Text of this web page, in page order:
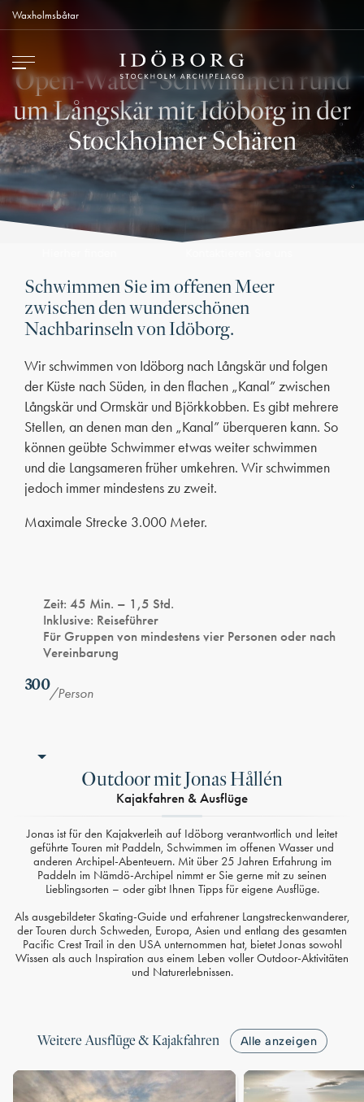
Waxholmsbåtar
Open-Water-Schwimmen rund
um Långskär mit Idöborg in der
Stockholmer Schären
Schwimmen Sie im offenen Meer
zwischen den wunderschönen
Nachbarinseln von Idöborg.
Wir schwimmen von Idöborg nach Långskär und folgen
der Küste nach Süden, in den flachen „Kanal” zwischen
Långskär und Ormskär und Björkkobben. Es gibt mehrere
Stellen, an denen man den „Kanal” überqueren kann. So
können geübte Schwimmer etwas weiter schwimmen
und die Langsameren früher umkehren. Wir schwimmen
jedoch immer mindestens zu zweit.
Maximale Strecke 3.000 Meter.
Zeit: 45 Min. – 1,5 Std.
Inklusive: Reiseführer
Für Gruppen von mindestens vier Personen oder nach
Vereinbarung
300/Person
Outdoor mit Jonas Hållén
Kajakfahren & Ausflüge
Jonas ist für den Kajakverleih auf Idöborg verantwortlich und leitet
geführte Touren mit Paddeln, Schwimmen im offenen Wasser und
anderen Archipel-Abenteuern. Mit über 25 Jahren Erfahrung im
Paddeln im Nämdö-Archipel nimmt er Sie gerne mit zu seinen
Lieblingsorten – oder gibt Ihnen Tipps für eigene Ausflüge.
Als ausgebildeter Skating-Guide und erfahrener Langstreckenwanderer,
der Touren durch Schweden, Europa, Asien und entlang des gesamten
Pacific Crest Trail in den USA unternommen hat, bietet Jonas sowohl
Wissen als auch Inspiration aus einem Leben voller Outdoor-Aktivitäten
und Naturerlebnissen.
Weitere Ausflüge & Kajakfahren Alle anzeigen